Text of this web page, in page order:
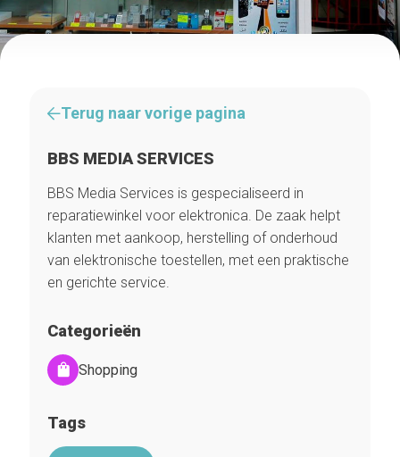
Terug naar vorige pagina
BBS MEDIA SERVICES
BBS Media Services is gespecialiseerd in
reparatiewinkel voor elektronica. De zaak helpt
klanten met aankoop, herstelling of onderhoud
van elektronische toestellen, met een praktische
en gerichte service.
Categorieën
Shopping
Tags